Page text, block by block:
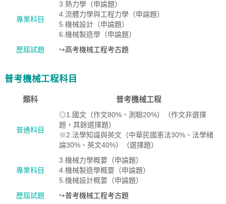
專業科目
3.熱力學（申論題）
4.流體力學與工程力學（申論題）
5.機械設計（申論題）
6.機械製造學（申論題）
歷屆試題
↪高考機械工程考古題
普考機械工程科目
類科 普考機械工程
普通科目
◎1.國文（作文80%、測驗20%）（作文非選擇
題，其餘選擇題）
※2.法學知識與英文（中華民國憲法30%、法學緒
論30%、英文40%）（選擇題）
專業科目
3.機械力學概要（申論題）
4.機械製造學概要（申論題）
5.機械設計概要（申論題）
歷屆試題
↪普考機械工程考古題